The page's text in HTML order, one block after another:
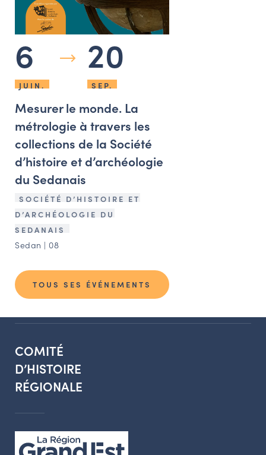
6
JUIN.
20
SEP.
Mesurer le monde. La
métrologie à travers les
collections de la Société
d’histoire et d’archéologie
du Sedanais
SOCIÉTÉ D’HISTOIRE ET
D’ARCHÉOLOGIE DU
SEDANAIS
Sedan | 08
TOUS SES ÉVÉNEMENTS
COMITÉ
D’HISTOIRE
RÉGIONALE